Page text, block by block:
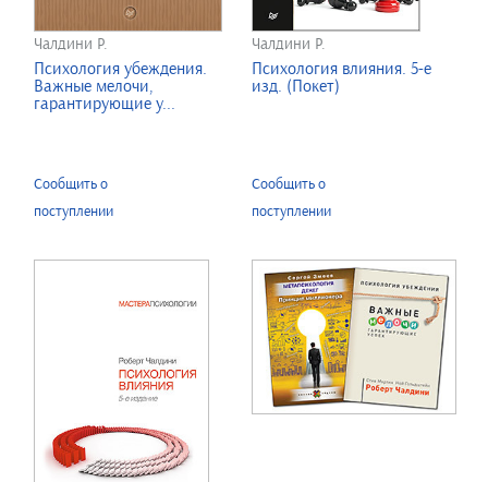
Чалдини Р.
Психология убеждения.
Важные мелочи,
гарантирующие у...
Сообщить о
поступлении
Чалдини Р.
Психология влияния. 5-е
изд. (Покет)
Сообщить о
поступлении